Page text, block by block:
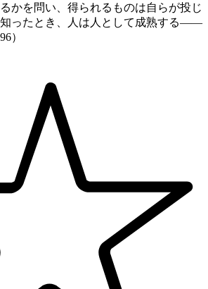
かを問い、得られるものは自らが投じ
ったとき、人は人として成熟する——
）